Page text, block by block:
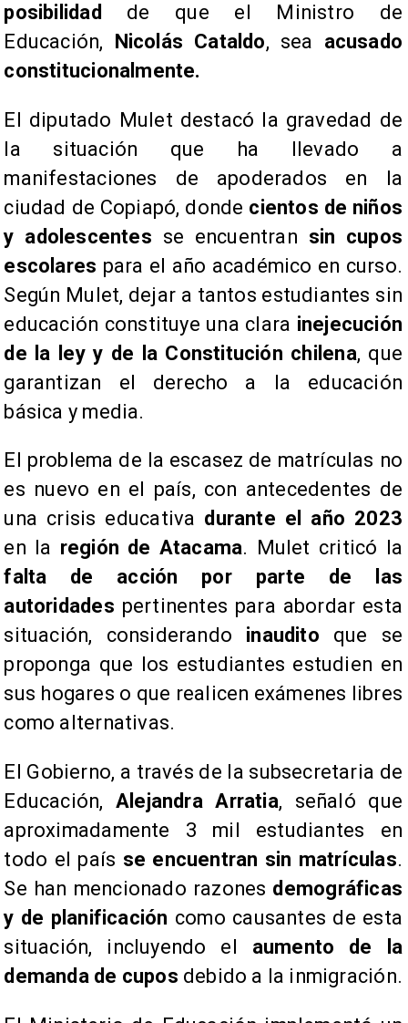
posibilidad
de que el Ministro de
Educación, Nicolás Cataldo, sea acusado
constitucionalmente.
​El diputado Mulet destacó la gravedad de
la situación que ha llevado a
manifestaciones de apoderados en la
ciudad de Copiapó, donde cientos de niños
y adolescentes se encuentran sin cupos
escolares para el año académico en curso.
Según Mulet, dejar a tantos estudiantes sin
educación constituye una clara inejecución
de la ley y de la Constitución chilena, que
garantizan el derecho a la educación
básica y media.
El problema de la escasez de matrículas no
es nuevo en el país, con antecedentes de
una crisis educativa durante el año 2023
en la región de Atacama. Mulet criticó la
falta de acción por parte de las
autoridades pertinentes para abordar esta
situación, considerando inaudito que se
proponga que los estudiantes estudien en
sus hogares o que realicen exámenes libres
como alternativas.
​El Gobierno, a través de la subsecretaria de
Educación,Alejandra Arratia, señaló que
aproximadamente 3 mil estudiantes en
todo el país se encuentran sin matrículas.
Se han mencionado razones demográficas
y de planificación como causantes de esta
situación, incluyendo el aumento de la
demanda de cupos debido a la inmigración.